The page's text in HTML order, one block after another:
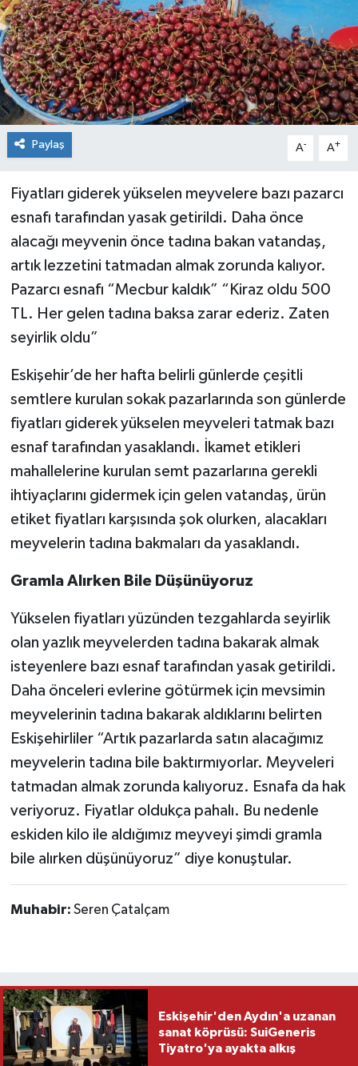
Paylaş A- A+
Fiyatları giderek yükselen meyvelere bazı pazarcı
esnafı tarafından yasak getirildi. Daha önce
alacağı meyvenin önce tadına bakan vatandaş,
artık lezzetini tatmadan almak zorunda kalıyor.
Pazarcı esnafı “Mecbur kaldık” “Kiraz oldu 500
TL. Her gelen tadına baksa zarar ederiz. Zaten
seyirlik oldu”
Eskişehir’de her hafta belirli günlerde çeşitli
semtlere kurulan sokak pazarlarında son günlerde
fiyatları giderek yükselen meyveleri tatmak bazı
esnaf tarafından yasaklandı. İkamet etikleri
mahallelerine kurulan semt pazarlarına gerekli
ihtiyaçlarını gidermek için gelen vatandaş, ürün
etiket fiyatları karşısında şok olurken, alacakları
meyvelerin tadına bakmaları da yasaklandı.
Gramla Alırken Bile Düşünüyoruz
Yükselen fiyatları yüzünden tezgahlarda seyirlik
olan yazlık meyvelerden tadına bakarak almak
isteyenlere bazı esnaf tarafından yasak getirildi.
Daha önceleri evlerine götürmek için mevsimin
meyvelerinin tadına bakarak aldıklarını belirten
Eskişehirliler “Artık pazarlarda satın alacağımız
meyvelerin tadına bile baktırmıyorlar. Meyveleri
tatmadan almak zorunda kalıyoruz. Esnafa da hak
veriyoruz. Fiyatlar oldukça pahalı. Bu nedenle
eskiden kilo ile aldığımız meyveyi şimdi gramla
bile alırken düşünüyoruz” diye konuştular.
Muhabir: Seren Çatalçam
Eskişehir'den Aydın'a uzanan
sanat köprüsü: SuiGeneris
Tiyatro'ya ayakta alkış